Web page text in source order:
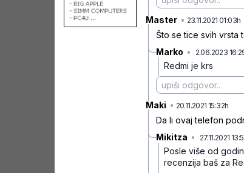
Master • 23.11.2021 01:03h
Što se tice svih vrsta
Marko • 2.06.2023
Redmi je krs
Maki • 20.11.2021 15:32h
Da li ovaj telefon
Mikitza • 27.11.2021
Posle više od
recenzija baš za